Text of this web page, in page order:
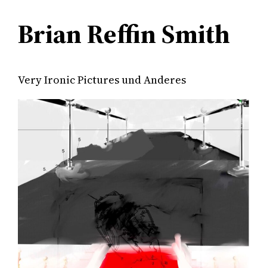
Brian Reffin Smith
Very Ironic Pictures und Anderes